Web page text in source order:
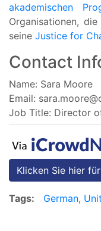
akademischen
Organisationen,
seine Justice for
Contact
Name: Sara Moore
Email:
Job Title: Director
Klicken Sie hier
Tags: German,